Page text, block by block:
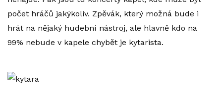
počet hráčů jakýkoliv. Zpěvák, který možná bude i
hrát na nějaký hudební nástroj, ale hlavně kdo na
99% nebude v kapele chybět je kytarista.